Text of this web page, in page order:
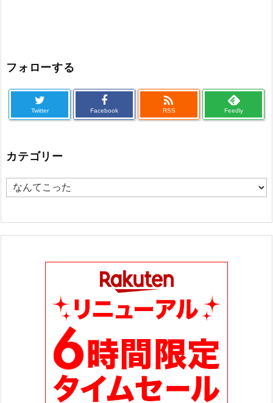
フォローする
Twitter Facebook

RSS Feedly
カテゴリー
カ
ゴ